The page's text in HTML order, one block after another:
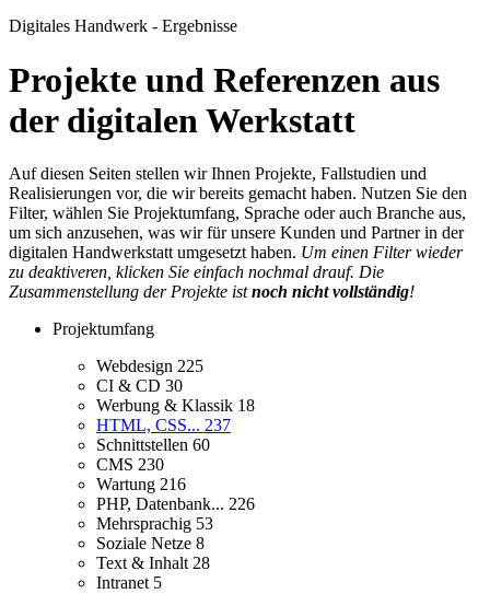
Digitales Handwerk - Ergebnisse
Projekte und Referenzen aus
der digitalen Werkstatt
Auf diesen Seiten stellen wir Ihnen Projekte, Fallstudien und
Realisierungen vor, die wir bereits gemacht haben. Nutzen Sie den
Filter, wählen Sie Projektumfang, Sprache oder auch Branche aus,
um sich anzusehen, was wir für unsere Kunden und Partner in der
digitalen Handwerkstatt umgesetzt haben. Um einen Filter wieder
zu deaktiveren, klicken Sie einfach nochmal drauf. Die
Zusammenstellung der Projekte istnoch nicht vollständig!
Projektumfang
Webdesign 225
CI & CD 30
Werbung & Klassik 18
HTML, CSS... 237
Schnittstellen 60
CMS 230
Wartung 216
PHP, Datenbank... 226
Mehrsprachig 53
Soziale Netze 8
Text & Inhalt 28
Intranet 5